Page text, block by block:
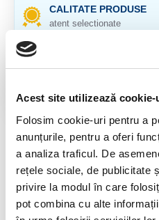
Acest site utilizează cookie-
Folosim cookie-uri pentru a
anunțurile, pentru a oferi
a analiza traficul. De
rețele sociale, de publicitate
privire la modul în care
pot combina cu alte
CALITATE PRODUSE
atent selectionate
in 14 zile si banii inapoi
GARANTIE PRODUSE
DESCRIERE PRODUS
Cristal natural 100 %.
Veti primi un produs